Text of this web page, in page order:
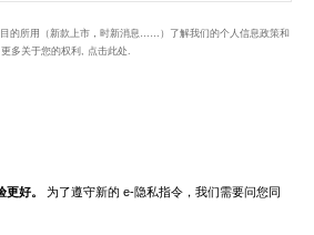
好。
为了遵守新的 e-隐私指令，我们需要问您同
的所用（新款上市，时新消息……）了解我们的个人信息政策和
更多关于您的权利,
点击此处